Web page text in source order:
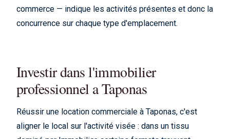
commerce — indique les activités présentes et donc la
concurrence sur chaque type d'emplacement.
Investir dans l'immobilier
professionnel a Taponas
Réussir une location commerciale à Taponas, c'est
aligner le local sur l'activité visée : dans un tissu